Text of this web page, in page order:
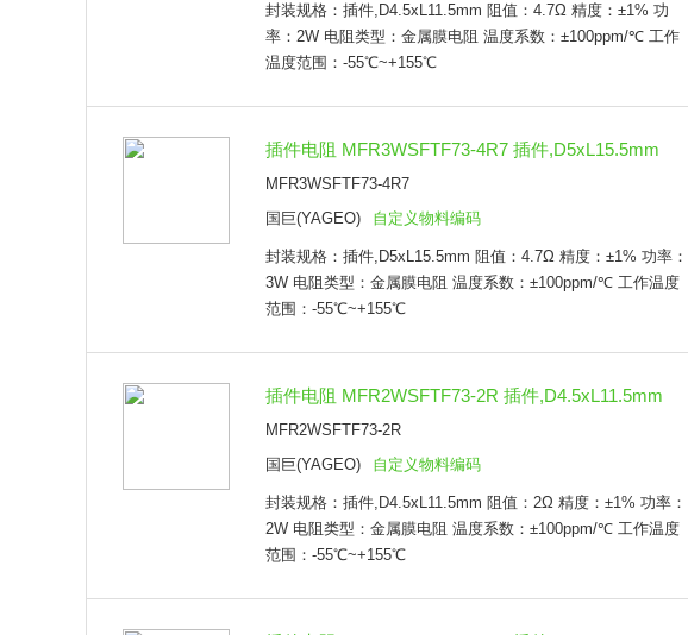
插件,D2.5xL6.3mm
插件,D4.5xL11.5mm
插件,D2.4xL10.3mm
封装规格：插件,D4.5xL11.5mm 阻值：4.7Ω 精度：±1% 功
率：2W 电阻类型：金属膜电阻 温度系数：±100ppm/℃ 工作
温度范围：-55℃~+155℃
插件电阻 MFR3WSFTF73-4R7 插件,D5xL15.5mm
MFR3WSFTF73-4R7
国巨(YAGEO)
自定义物料编码
封装规格：插件,D5xL15.5mm 阻值：4.7Ω 精度：±1% 功率：
3W 电阻类型：金属膜电阻 温度系数：±100ppm/℃ 工作温度
范围：-55℃~+155℃
插件电阻 MFR2WSFTF73-2R 插件,D4.5xL11.5mm
MFR2WSFTF73-2R
国巨(YAGEO)
自定义物料编码
封装规格：插件,D4.5xL11.5mm 阻值：2Ω 精度：±1% 功率：
2W 电阻类型：金属膜电阻 温度系数：±100ppm/℃ 工作温度
范围：-55℃~+155℃